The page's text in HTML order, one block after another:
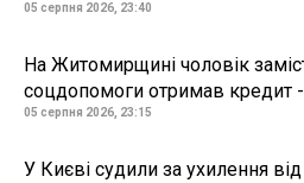
05 серпня 2026, 23:40
На Житомирщині чоловік
соцдопомоги отримав кредит
05 серпня 2026, 23:15
У Києві судили за ухилення від